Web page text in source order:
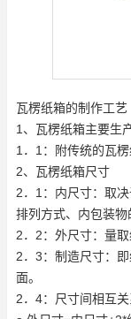
瓦楞纸箱的制作工艺
1、瓦楞纸箱主要生
1．1：附传统的瓦楞
2、瓦楞纸箱尺寸
2．1：内尺寸：取
排列方式、内包装物
2．2：外尺寸：量
2．3：制造尺寸：
面。
2．4：尺寸间相互关